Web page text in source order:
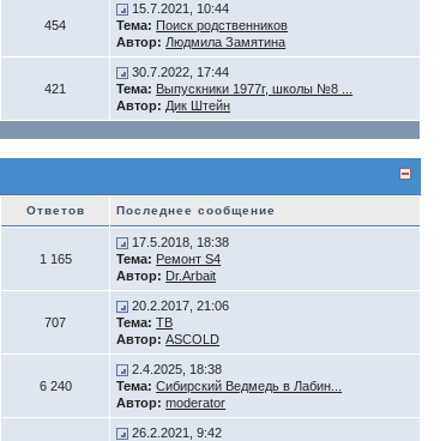
454
15.7.2021, 10:44
Тема: Поиск родственников
Автор: Людмила Замятина
421
30.7.2022, 17:44
Тема: Выпускники 1977г, школы №8 ...
Автор: Дик Штейн
Ответов Последнее сообщение
1 165
17.5.2018, 18:38
Тема: Ремонт S4
Автор: Dr.Arbait
707
20.2.2017, 21:06
Тема: ТВ
Автор: ASCOLD
6 240
2.4.2025, 18:38
Тема: Сибирский Ведмедь в Лабин...
Автор: moderator
26.2.2021, 9:42